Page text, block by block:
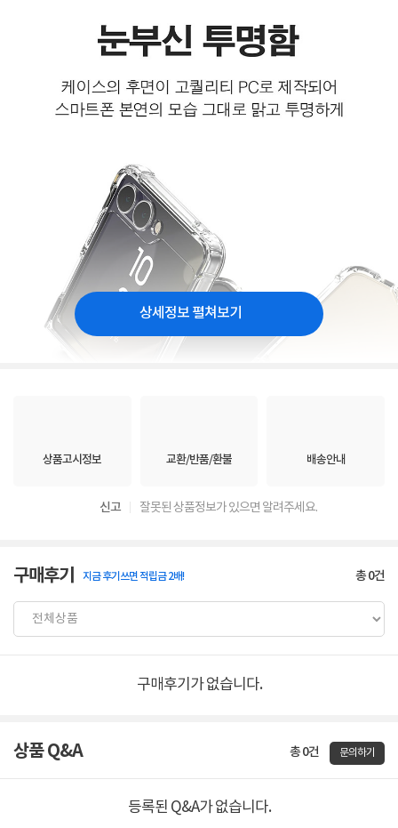
상세정보 펼쳐보기
상품고시정보 교환/반품/환불 배송안내
신고 잘못된 상품정보가 있으면 알려주세요.
구매후기 지금 후기쓰면 적립금 2배! 총0건
구매후기가 없습니다.
상품 Q&A 총 0건 문의하기
등록된 Q&A가 없습니다.